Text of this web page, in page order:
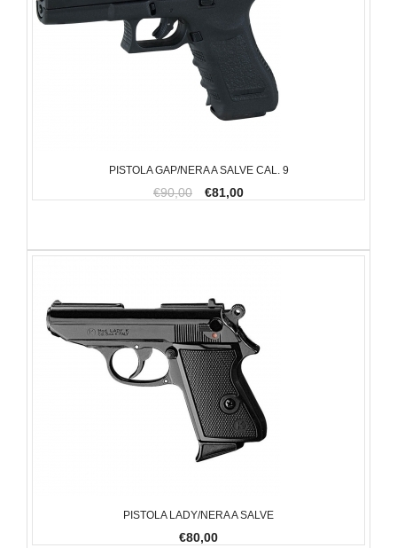
PISTOLA GAP/NERA A SALVE CAL. 9
€90,00 €81,00
PISTOLA LADY/NERA A SALVE
€80,00